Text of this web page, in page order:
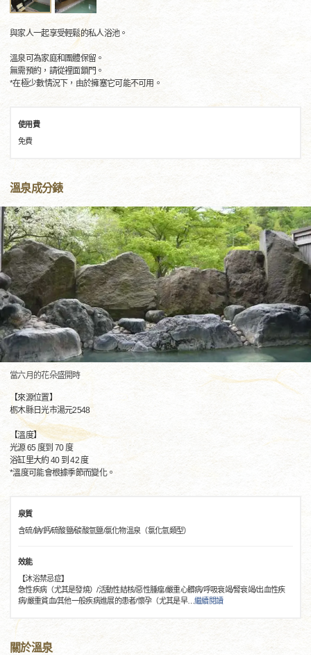
與家人一起享受輕鬆的私人浴池。
溫泉可為家庭和團體保留。
無需預約，請從裡面鎖門。
*在極少數情況下，由於擁塞它可能不可用。
使用費
免費
溫泉成分錶
當六月的花朵盛開時
【來源位置】
栃木縣日光市湯元2548
【溫度】
光源 65 度到 70 度
浴缸里大約 40 到 42 度
*溫度可能會根據季節而變化。
泉質
含硫/鈉/鈣/硫酸鹽/碳酸氫鹽/氯化物溫泉（氯化氫類型）
效能
【沐浴禁忌症】
急性疾病（尤其是發燒）/活動性結核/惡性腫瘤/嚴重心髒病/呼吸衰竭/腎衰竭/出血性疾
病/嚴重貧血/其他一般疾病進展的患者/懷孕（尤其是早…繼續閱讀
關於溫泉